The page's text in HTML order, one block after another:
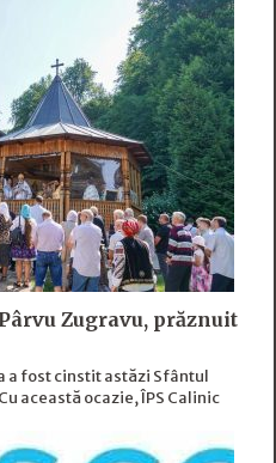
Zugravu, prăznuit
a fost cinstit astăzi Sfântul
această ocazie, ÎPS Calinic